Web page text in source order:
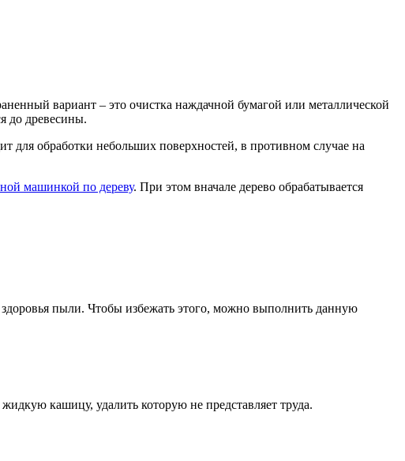
вариант – это очистка наждачной бумагой или металлической
до древесины.
для обработки небольших поверхностей, в противном случае на
машинкой по дереву. При этом вначале дерево обрабатывается
пыли. Чтобы избежать этого, можно выполнить данную
кашицу, удалить которую не представляет труда.